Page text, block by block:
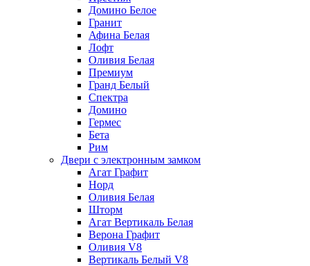
Домино Белое
Гранит
Афина Белая
Лофт
Оливия Белая
Премиум
Гранд Белый
Спектра
Домино
Гермес
Бета
Рим
Двери с электронным замком
Агат Графит
Норд
Оливия Белая
Шторм
Агат Вертикаль Белая
Верона Графит
Оливия V8
Вертикаль Белый V8